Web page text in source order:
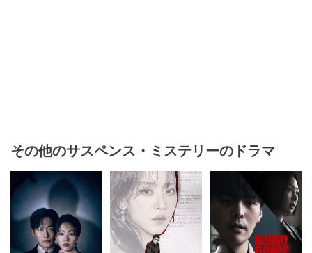
その他のサスペンス・ミステリーのドラマ